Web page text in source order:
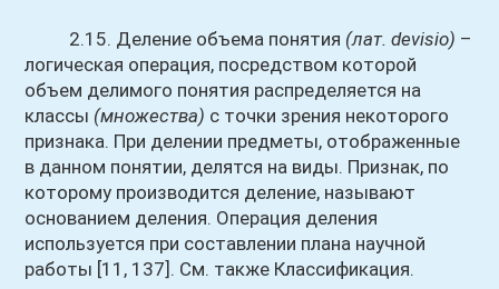
2.15. Деление объема понятия (лат. devisio) –
логическая операция, посредством которой
объем делимого понятия распределяется на
классы (множества) с точки зрения некоторого
признака. При делении предметы, отображенные
в данном понятии, делятся на виды. Признак, по
которому производится деление, называют
основанием деления. Операция деления
используется при составлении плана научной
работы [11, 137]. См. также Классификация.